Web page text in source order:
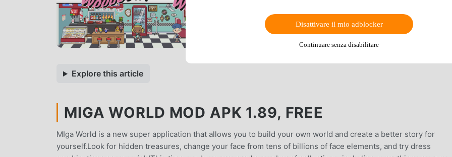
Explore this article
MIGA WORLD MOD APK 1.89, FREE
MIga World is a new super application that allows you to build your own world and create a better story for
yourself.Look for hidden treasures, change your face from tens of billions of face elements, and try dress
Disattivare il mio adblocker
Continuare senza disabilitare